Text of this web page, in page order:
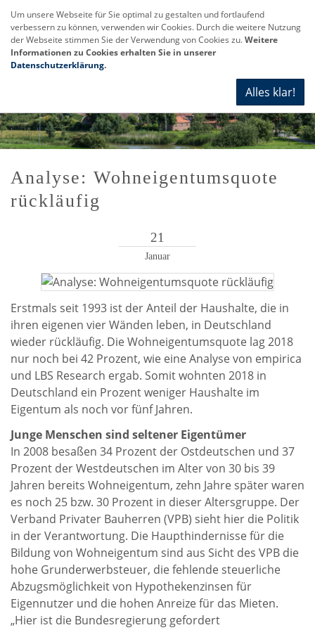
Analyse: Wohneigentumsquote
rückläufig
21
Januar
Erstmals seit 1993 ist der Anteil der Haushalte, die in
ihren eigenen vier Wänden leben, in Deutschland
wieder rückläufig. Die Wohneigentumsquote lag 2018
nur noch bei 42 Prozent, wie eine Analyse von empirica
und LBS Research ergab. Somit wohnten 2018 in
Deutschland ein Prozent weniger Haushalte im
Eigentum als noch vor fünf Jahren.
Junge Menschen sind seltener Eigentümer
In 2008 besaßen 34 Prozent der Ostdeutschen und 37
Prozent der Westdeutschen im Alter von 30 bis 39
Jahren bereits Wohneigentum, zehn Jahre später waren
es noch 25 bzw. 30 Prozent in dieser Altersgruppe. Der
Verband Privater Bauherren (VPB) sieht hier die Politik
in der Verantwortung. Die Haupthindernisse für die
Bildung von Wohneigentum sind aus Sicht des VPB die
hohe Grunderwerbsteuer, die fehlende steuerliche
Abzugsmöglichkeit von Hypothekenzinsen für
Eigennutzer und die hohen Anreize für das Mieten.
„Hier ist die Bundesregierung gefordert
Um unsere Webseite für Sie optimal zu gestalten und fortlaufend
verbessern zu können, verwenden wir Cookies. Durch die weitere Nutzung
der Webseite stimmen Sie der Verwendung von Cookies zu.Weitere
Informationen zu Cookies erhalten Sie in unserer
Datenschutzerklärung.
Alles klar!